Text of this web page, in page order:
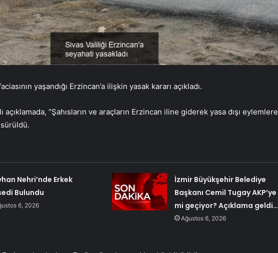
yaşandığı Erzincan’a ilişkin yasak kararı açıkladı.
açıklamada, “Şahısların ve araçların Erzincan iline giderek yasa dışı eylemlere
Nehri’nde Erkek
Bulundu
6, 2026
İzmir Büyükşehir Belediye
Başkanı Cemil Tugay AKP’ye
mi geçiyor? Açıklama geldi…
Ağustos 6, 2026